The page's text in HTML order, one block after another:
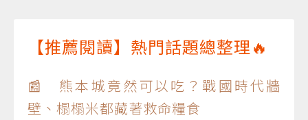
【推薦閱讀】熱門話題總整理🔥
📰 熊本城竟然可以吃？戰國時代牆
壁、榻榻米都藏著救命糧食